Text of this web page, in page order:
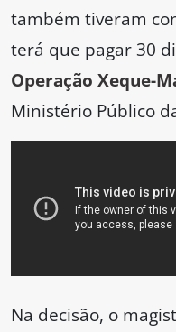
também tiveram
terá que pagar 30
Operação Xeque-
Ministério Público
Na decisão, o